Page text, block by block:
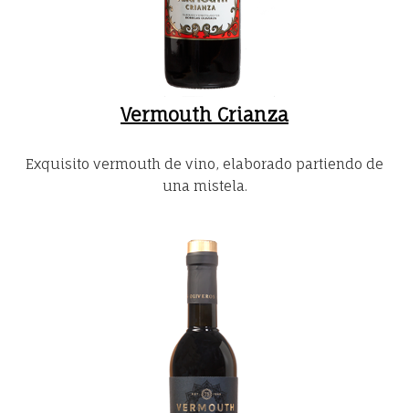
Vermouth Crianza
Exquisito vermouth de vino, elaborado partiendo de
una mistela.